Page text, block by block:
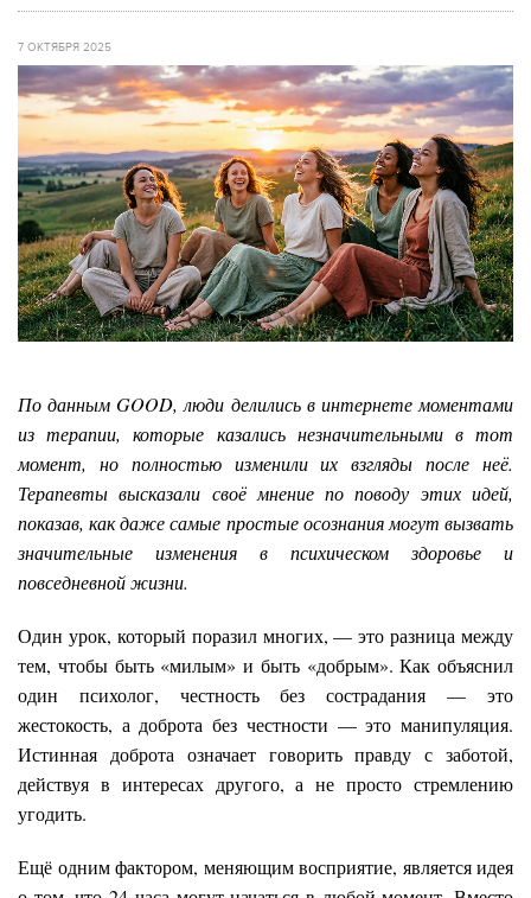
7 ОКТЯБРЯ 2025
По данным GOOD, люди делились в интернете моментами
из терапии, которые казались незначительными в тот
момент, но полностью изменили их взгляды после неё.
Терапевты высказали своё мнение по поводу этих идей,
показав, как даже самые простые осознания могут вызвать
значительные изменения в психическом здоровье и
повседневной жизни.
Один урок, который поразил многих, — это разница между
тем, чтобы быть «милым» и быть «добрым». Как объяснил
один психолог, честность без сострадания — это
жестокость, а доброта без честности — это манипуляция.
Истинная доброта означает говорить правду с заботой,
действуя в интересах другого, а не просто стремлению
угодить.
Ещё одним фактором, меняющим восприятие, является идея